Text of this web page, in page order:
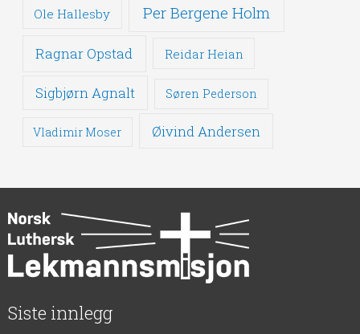
Ole Hallesby Per Bergene Holm
Ragnar Opstad Reidar Heian
Sigbjørn Agnalt Søren Pederson
Vladimir Moser Øivind Andersen
Siste innlegg